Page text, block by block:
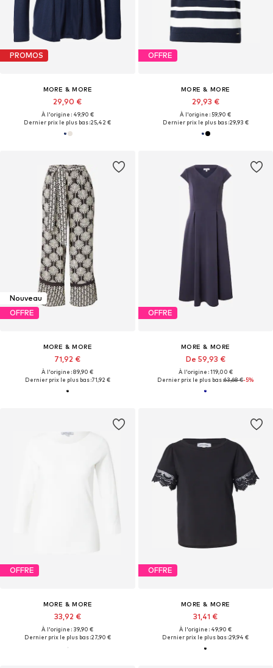
PROMOS
MORE & MORE
29,90 €
À l'origine : 49,90 €
Dernier prix le plus bas :25,42 €
OFFRE
MORE & MORE
29,93 €
À l'origine : 59,90 €
Dernier prix le plus bas :29,93 €
Nouveau
OFFRE
MORE & MORE
71,92 €
À l'origine : 89,90 €
Dernier prix le plus bas :71,92 €
OFFRE
MORE & MORE
De 59,93 €
À l'origine : 119,00 €
Dernier prix le plus bas :63,68 €-5%
OFFRE
MORE & MORE
33,92 €
À l'origine : 39,90 €
Dernier prix le plus bas :27,90 €
OFFRE
MORE & MORE
31,41 €
À l'origine : 49,90 €
Dernier prix le plus bas :29,94 €